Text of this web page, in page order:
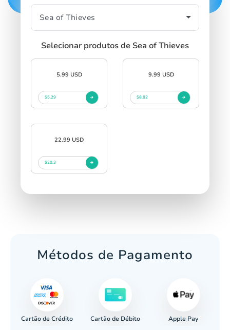
Selecionar produtos de Sea of Thieves
5.99 USD
$5.29
9.99 USD
$8.82
22.99 USD
$20.3
Métodos de Pagamento
Cartão de Crédito Cartão de Débito Apple Pay